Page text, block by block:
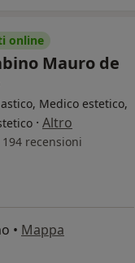
online
Mauro de
Medico estetico,
· Altro
194 recensioni
• Mappa